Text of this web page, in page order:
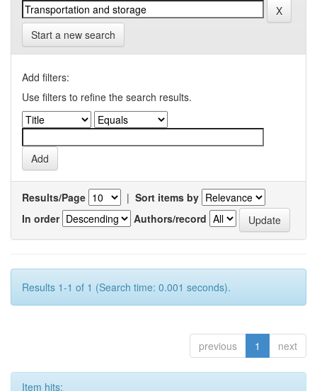
Start a new search
Add filters:
Use filters to refine the search results.
Results/Page | Sort items by
In order
Authors/record
Results 1-1 of 1 (Search time: 0.001 seconds).
previous 1 next
Item hits: